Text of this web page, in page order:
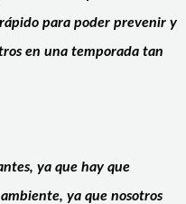
para poder prevenir y
en una temporada tan
ya que hay que
ya que nosotros